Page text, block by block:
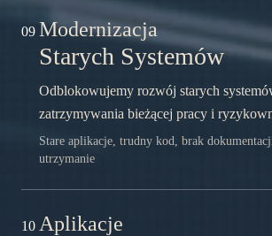
09 Modernizacja
Starych Systemów
Odblokowujemy rozwój starych
zatrzymywania bieżącej pracy i
Stare aplikacje, trudny kod, brak
utrzymanie
10 Aplikacje